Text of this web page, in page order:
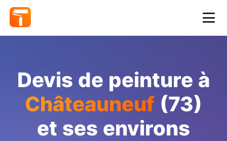
Devis de peinture à
Châteauneuf (73)
et ses environs